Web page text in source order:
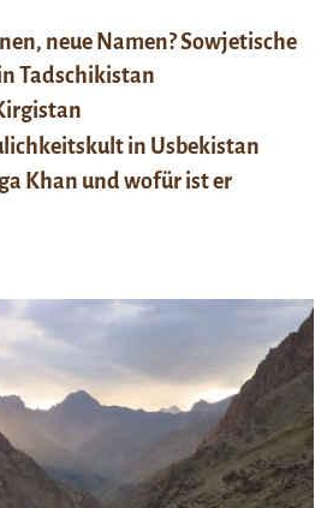
neue Namen? Sowjetische
Tadschikistan
in Usbekistan
Khan und wofür ist er